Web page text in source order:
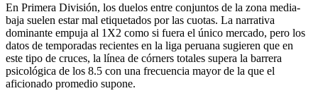
En Primera División, los duelos entre conjuntos de la zona media-
baja suelen estar mal etiquetados por las cuotas. La narrativa
dominante empuja al 1X2 como si fuera el único mercado, pero los
datos de temporadas recientes en la liga peruana sugieren que en
este tipo de cruces, la línea de córners totales supera la barrera
psicológica de los 8.5 con una frecuencia mayor de la que el
aficionado promedio supone.